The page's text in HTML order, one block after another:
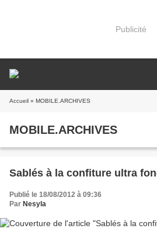
Publicité
Accueil » MOBILE.ARCHIVES
MOBILE.ARCHIVES
Sablés à la confiture ultra
Publié le 18/08/2012 à 09:36
Par Nesyla